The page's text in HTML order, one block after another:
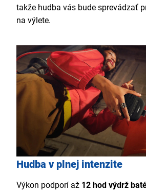
takže hudba vás bude sprevádzať
na výlete.
Hudba v plnej intenzite
Výkon podporí až 12 hod výdrž